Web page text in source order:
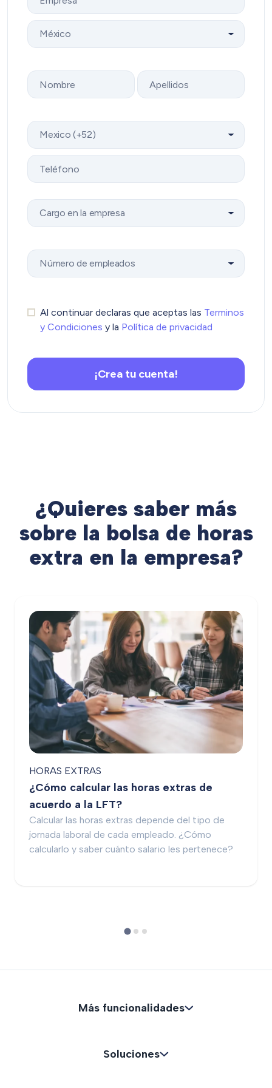
Al continuar declaras que aceptas las Terminos
y Condiciones y la Política de privacidad
¡Crea tu cuenta!
¿Quieres saber más
sobre la bolsa de horas
extra en la empresa?
HORAS EXTRAS
¿Cómo calcular las horas extras de
acuerdo a la LFT?
Calcular las horas extras depende del tipo de
jornada laboral de cada empleado. ¿Cómo
calcularlo y saber cuánto salario les pertenece?
Más funcionalidades
Soluciones